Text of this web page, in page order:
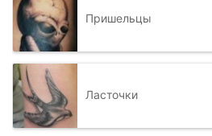
Пришельцы
Ласточки